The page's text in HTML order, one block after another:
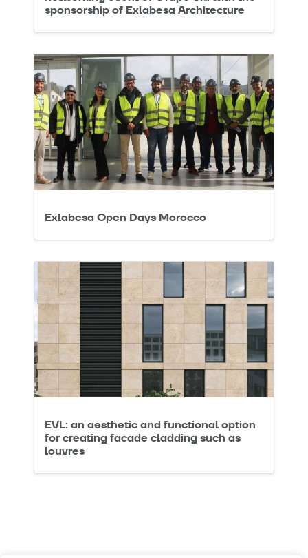
sponsorship of Exlabesa Architecture
Exlabesa Open Days Morocco
EVL: an aesthetic and functional option
for creating facade cladding such as
louvres